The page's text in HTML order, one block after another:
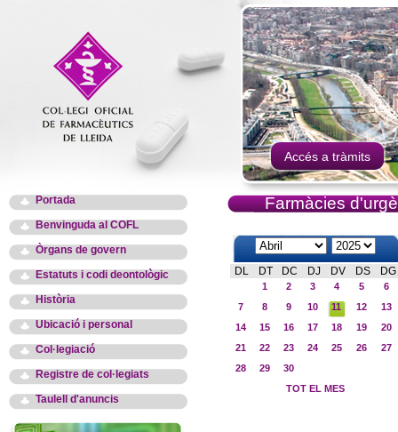
Accés a tràmits
Portada
Benvinguda al COFL
Òrgans de govern
Estatuts i codi deontològic
Història
Ubicació i personal
Col·legiació
Registre de col·legiats
Taulell d'anuncis
Farmàcies
DL DT DC DJ DV DS DG
1 2 3 4 5
6
7
8 9 10 11 12
13
14
15 16 17 18 19
20
21
22 23 24 25 26
27
28
29
30
TOT EL MES